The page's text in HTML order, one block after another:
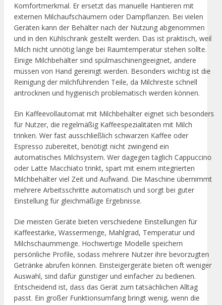
Komfortmerkmal. Er ersetzt das manuelle Hantieren mit
externen Milchaufschäumern oder Dampflanzen. Bei vielen
Geräten kann der Behälter nach der Nutzung abgenommen
und in den Kühlschrank gestellt werden. Das ist praktisch, weil
Milch nicht unnötig lange bei Raumtemperatur stehen sollte.
Einige Milchbehälter sind spülmaschinengeeignet, andere
müssen von Hand gereinigt werden. Besonders wichtig ist die
Reinigung der milchführenden Teile, da Milchreste schnell
antrocknen und hygienisch problematisch werden können.
Ein Kaffeevollautomat mit Milchbehälter eignet sich besonders
für Nutzer, die regelmäßig Kaffeespezialitäten mit Milch
trinken. Wer fast ausschließlich schwarzen Kaffee oder
Espresso zubereitet, benötigt nicht zwingend ein
automatisches Milchsystem. Wer dagegen täglich Cappuccino
oder Latte Macchiato trinkt, spart mit einem integrierten
Milchbehälter viel Zeit und Aufwand. Die Maschine übernimmt
mehrere Arbeitsschritte automatisch und sorgt bei guter
Einstellung für gleichmäßige Ergebnisse.
Die meisten Geräte bieten verschiedene Einstellungen für
Kaffeestärke, Wassermenge, Mahlgrad, Temperatur und
Milchschaummenge. Hochwertige Modelle speichern
persönliche Profile, sodass mehrere Nutzer ihre bevorzugten
Getränke abrufen können. Einsteigergeräte bieten oft weniger
Auswahl, sind dafür günstiger und einfacher zu bedienen.
Entscheidend ist, dass das Gerät zum tatsächlichen Alltag
passt. Ein großer Funktionsumfang bringt wenig, wenn die